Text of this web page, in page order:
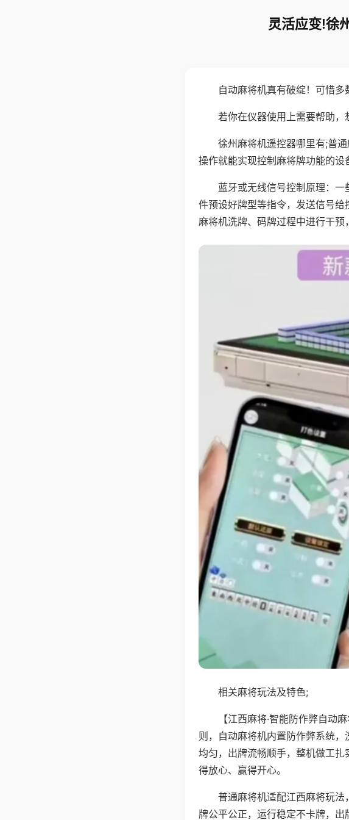
灵活应变!徐
自动麻将机真有破绽！可惜多
若你在仪器使用上需要帮助，
徐州麻将机遥控器哪里有;普
操作就能实现控制麻将牌功能的设
蓝牙或无线信号控制原理：
件预设好牌型等指令，发送信号
麻将机洗牌、码牌过程中进行干预
相关麻将玩法及特色;
【江西麻将·智能防作弊自动
则，自动麻将机内置防作弊系统
均匀，出牌流畅顺手，整机做工
得放心、赢得开心。
普通麻将机适配江西麻将玩
牌公平公正，运行稳定不卡牌，